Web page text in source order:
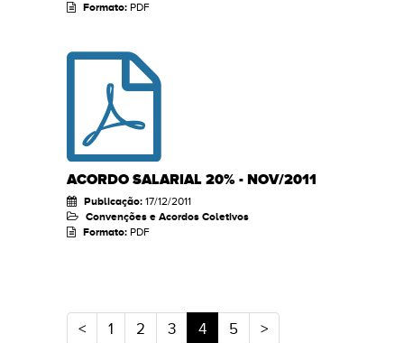
Formato: PDF
ACORDO SALARIAL 20% - NOV/2011
Publicação: 17/12/2011
Convenções e Acordos Coletivos
Formato: PDF
< 1 2 3 4(atual)
5 >